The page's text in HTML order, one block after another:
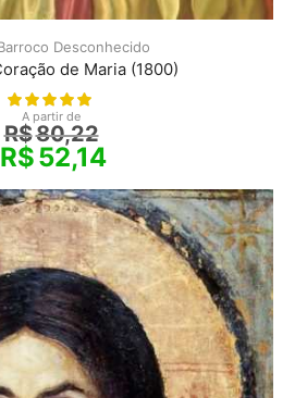
Desconhecido
de Maria (1800)
A partir de
R$80,22
R$52,14